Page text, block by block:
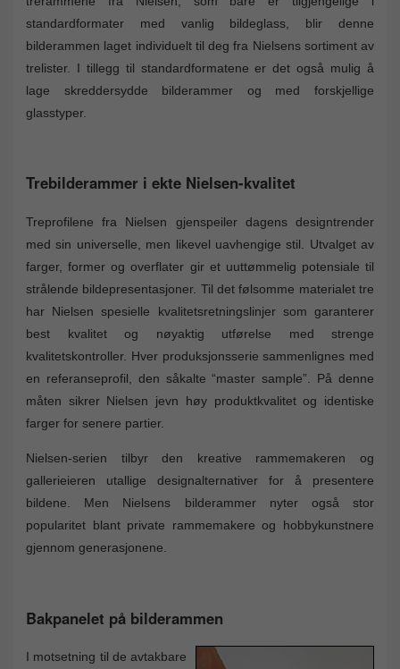
standardformater med vanlig bildeglass, blir denne
bilderammen laget individuelt til deg fra Nielsens sortiment av
trelister. I tillegg til standardformatene er det også mulig å
lage skreddersydde bilderammer og med forskjellige
glasstyper.
Trebilderammer i ekte Nielsen-kvalitet
Treprofilene fra Nielsen gjenspeiler dagens designtrender
med sin universelle, men likevel uavhengige stil. Utvalget av
farger, former og overflater gir et uuttømmelig potensiale til
strålende bildepresentasjoner. Til det følsomme materialet tre
har Nielsen spesielle kvalitetsretningslinjer som garanterer
best kvalitet og nøyaktig utførelse med strenge
kvalitetskontroller. Hver produksjonsserie sammenlignes med
en referanseprofil, den såkalte “master sample”. På denne
måten sikrer Nielsen jevn høy produktkvalitet og identiske
farger for senere partier.
Nielsen-serien tilbyr den kreative rammemakeren og
gallerieieren utallige designalternativer for å presentere
bildene. Men Nielsens bilderammer nyter også stor
popularitet blant private rammemakere og hobbykunstnere
gjennom generasjonene.
Bakpanelet på bilderammen
I motsetning til de avtakbare